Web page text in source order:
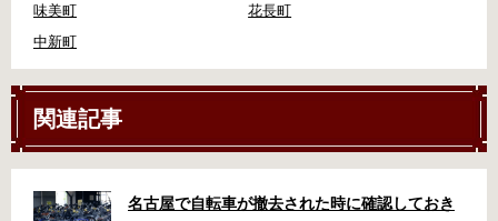
味美町
花長町
中新町
関連記事
名古屋で自転車が撤去された時に確認しておき